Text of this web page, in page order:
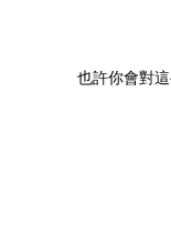
也許你會對